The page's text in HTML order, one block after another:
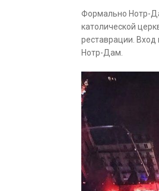
Формально Нотр-
католической
реставрации. Вход
Нотр-Дам.